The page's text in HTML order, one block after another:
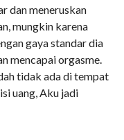
dan meneruskan
mungkin karena
gaya standar dia
mencapai orgasme.
tidak ada di tempat
uang, Aku jadi